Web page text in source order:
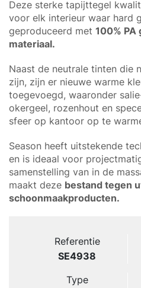
Deze sterke tapijttegel
voor elk interieur waar hard
geproduceerd met 100%
materiaal.
Naast de neutrale tinten die
zijn, zijn er nieuwe warme
toegevoegd, waaronder
okergeel, rozenhout en
sfeer op kantoor op te
Season heeft uitstekende
en is ideaal voor
samenstelling van in de
maakt deze bestand tegen
schoonmaakproducten.
Referentie
SE4938
Type